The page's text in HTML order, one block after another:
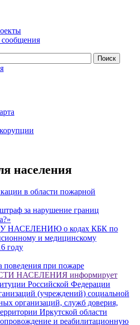
населения
в области пожарной
за нарушение границ
о кодах КБК по
и медицинскому
году
поведения при пожаре
НАСЕЛЕНИЯ информирует
Российской Федерации
(учреждений) социальной
организаций, служб доверия,
Иркутской области
и реабилитационную